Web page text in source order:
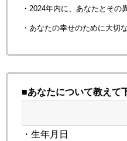
・2024年内に、あなたとその
・あなたの幸せのために大切
■あなたについて教えて
・生年月日